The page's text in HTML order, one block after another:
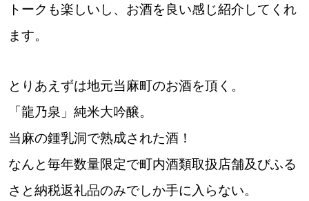
KEYWORD キーワード
Sitakke編集部あい
【いろんな価値観や生き方に触れたい】
Sitakke編集部 IKU
【暮らしの知恵を身につけたい】
【札幌のお気に入りを見つけたい】
トークも楽しいし、お酒を良い感じ紹介してくれ
ます。
とりあえずは地元当麻町のお酒を頂く。
「龍乃泉」純米大吟醸。
当麻の鍾乳洞で熟成された酒！
なんと毎年数量限定で町内酒類取扱店舗及びふる
さと納税返礼品のみでしか手に入らない。